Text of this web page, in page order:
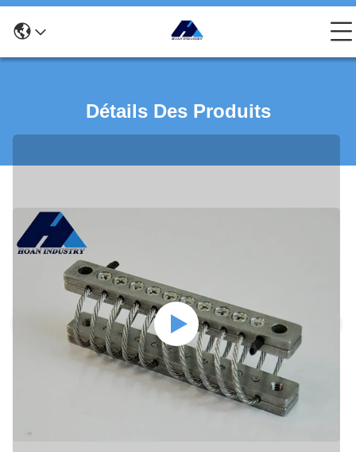
Détails Des Produits